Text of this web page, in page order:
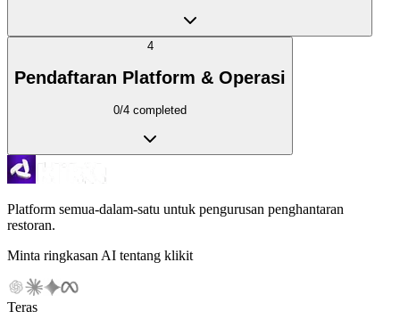
4
Pendaftaran Platform & Operasi
0/4 completed
Platform semua-dalam-satu untuk pengurusan penghantaran
restoran.
Minta ringkasan AI tentang klikit
Teras